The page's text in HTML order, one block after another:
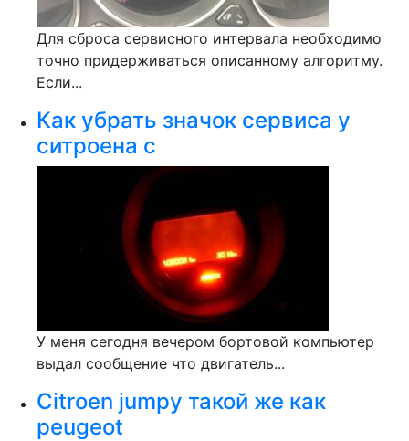
Для сброса сервисного интервала необходимо
точно придерживаться описанному алгоритму.
Если...
Как убрать значок сервиса у
ситроена с
У меня сегодня вечером бортовой компьютер
выдал сообщение что двигатель...
Citroen jumpy такой же как
peugeot